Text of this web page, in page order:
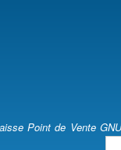
Point de Vente